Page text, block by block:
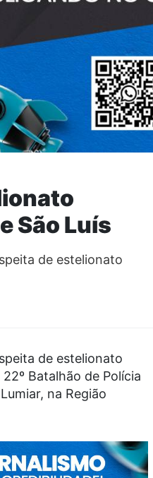
São Luís
de estelionato
de estelionato
Batalhão de Polícia
na Região